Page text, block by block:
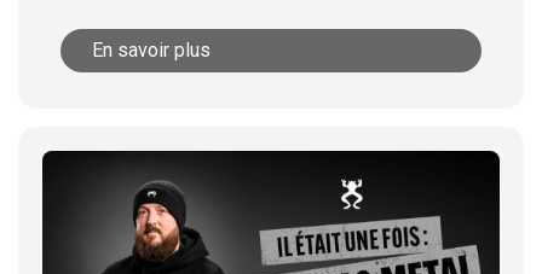
En savoir plus